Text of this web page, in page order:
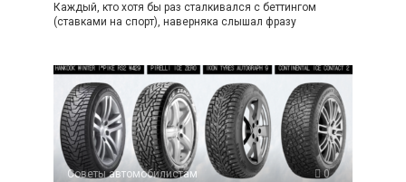
Каждый, кто хотя бы раз сталкивался с беттингом
(ставками на спорт), наверняка слышал фразу
Советы автомобилистам 0